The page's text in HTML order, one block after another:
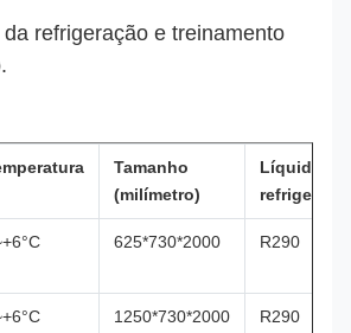
refrigeração e treinamento
Tamanho
(milímetro)
Líquido
625*730*2000 R290
1250*730*2000 R290